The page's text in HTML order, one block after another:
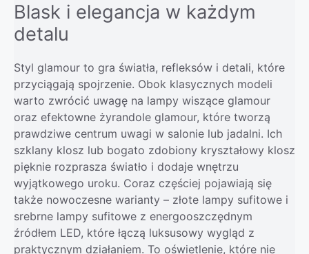
Blask i elegancja w każdym
detalu
Styl glamour to gra światła, refleksów i detali, które
przyciągają spojrzenie. Obok klasycznych modeli
warto zwrócić uwagę na lampy wiszące glamour
oraz efektowne żyrandole glamour, które tworzą
prawdziwe centrum uwagi w salonie lub jadalni. Ich
szklany klosz lub bogato zdobiony kryształowy klosz
pięknie rozprasza światło i dodaje wnętrzu
wyjątkowego uroku. Coraz częściej pojawiają się
także nowoczesne warianty – złote lampy sufitowe i
srebrne lampy sufitowe z energooszczędnym
źródłem LED, które łączą luksusowy wygląd z
praktycznym działaniem. To oświetlenie, które nie